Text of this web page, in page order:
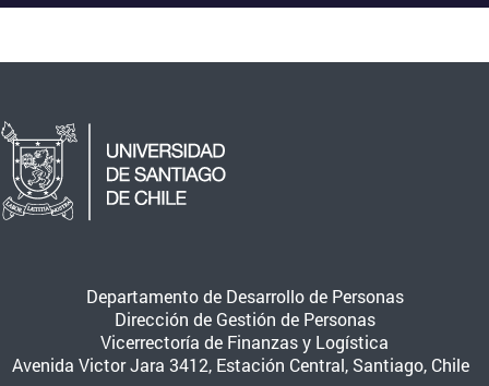
Departamento de Desarrollo de Personas
Dirección de Gestión de Personas
Vicerrectoría de Finanzas y Logística
Avenida Victor Jara 3412, Estación Central, Santiago, Chile